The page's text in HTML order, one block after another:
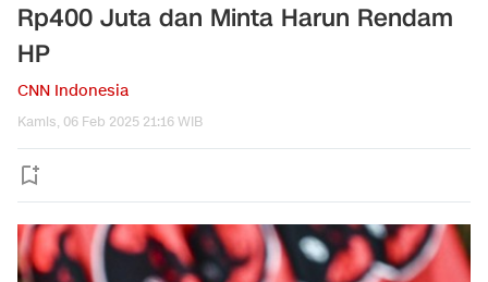
Rp400 Juta dan Minta Harun Rendam
HP
CNN Indonesia
Kamis, 06 Feb 2025 21:16 WIB